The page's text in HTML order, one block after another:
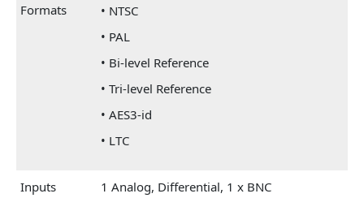
Formats
• NTSC
• PAL
• Bi-level Reference
• Tri-level Reference
• AES3-id
• LTC
Inputs
1 Analog, Differential, 1 x BNC